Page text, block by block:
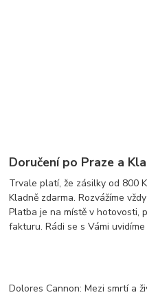
Doručení po Praze a
Trvale platí, že zásilky od 800
Kladně zdarma. Rozvážíme
Platba je na místě v hotovosti,
fakturu. Rádi se s Vámi
Dolores Cannon: Mezi smrtí a